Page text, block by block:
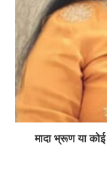
मादा भ्रूण या कोई